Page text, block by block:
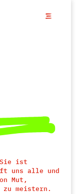
Sie ist
uns alle und
Mut,
zu meistern.